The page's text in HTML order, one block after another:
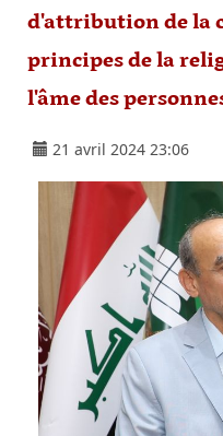
d'attribution de la
principes de la
l'âme des
21 avril 2024 23:06